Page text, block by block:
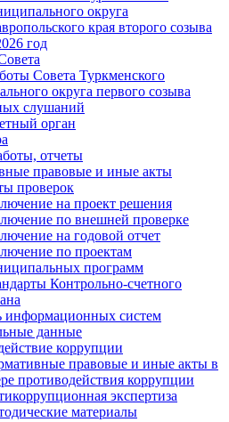
округа
края второго созыва
год
Совета Туркменского
округа первого созыва
слушаний
орган
отчеты
правовые и иные акты
проверок
на проект решения
по внешней проверке
на годовой отчет
по проектам
программ
Контрольно-счетного
информационных систем
данные
коррупции
правовые и иные акты в
противодействия коррупции
экспертиза
материалы